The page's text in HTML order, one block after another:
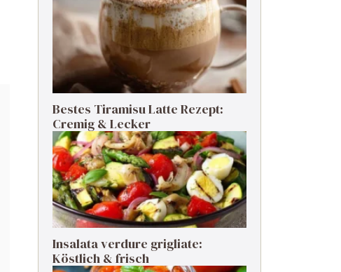
Bestes Tiramisu Latte Rezept:
Cremig & Lecker
Insalata verdure grigliate:
Köstlich & frisch